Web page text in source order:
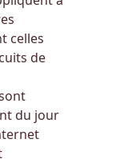
celles
de
du jour